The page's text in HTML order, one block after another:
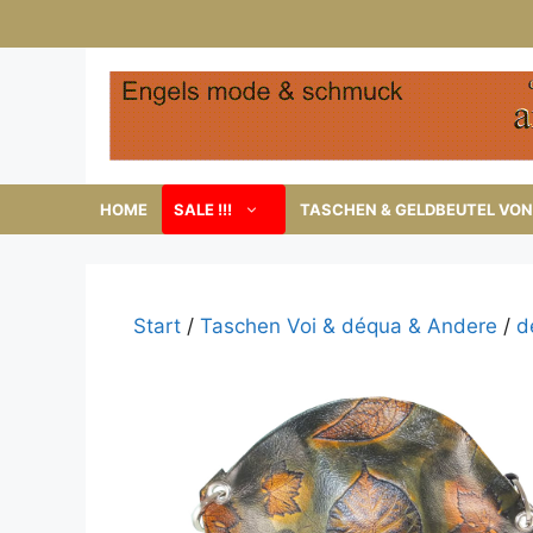
Inhalt
HOME SALE !!! TASCHEN & GELDBEUTEL
Start / Taschen Voi & déqua & Andere /